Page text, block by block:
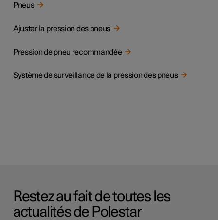
Pneus
Ajuster la pression des pneus
Pression de pneu recommandée
Système de surveillance de la pression des pneus
Restez au fait de toutes les
actualités de Polestar